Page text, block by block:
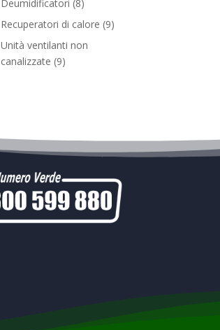
Deumidificatori 8
prodotti
Recuperatori di calore 99
Unità ventilanti non
canalizzate 99